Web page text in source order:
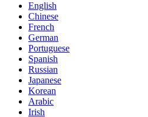
English
Chinese
French
German
Portuguese
Spanish
Russian
Japanese
Korean
Arabic
Irish